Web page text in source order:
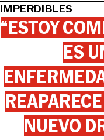
IMPERDIBLES
“ESTOY
ES
NUEVO